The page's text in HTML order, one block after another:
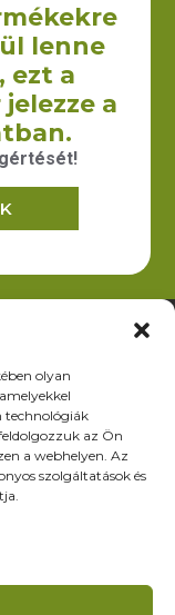
olyan
technológiák
az Ön
a webhelyen. Az
szolgáltatások és
Kft. keretein
woven táskák,
illetve
lenne
ezt a
a